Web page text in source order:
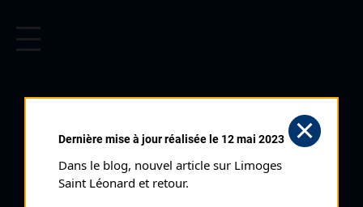
FLANDROIS DOMINIQUE
PALMARÈS
Dernière mise à jour réalisée le 12 mai 2023
Dans le blog, nouvel article sur Limoges
Saint Léonard et retour.